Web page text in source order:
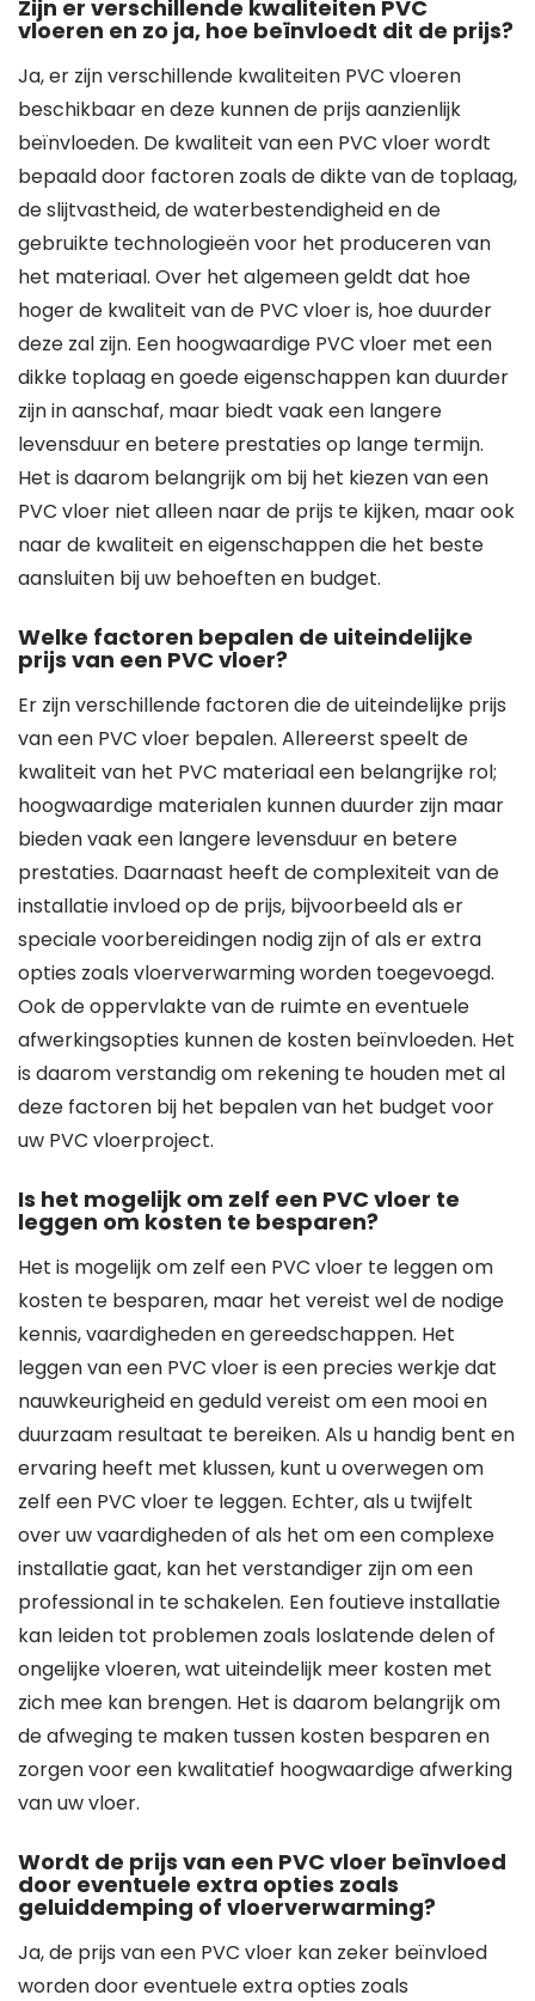
Zijn er verschillende kwaliteiten PVC
vloeren en zo ja, hoe beïnvloedt dit de prijs?
Ja, er zijn verschillende kwaliteiten PVC vloeren
beschikbaar en deze kunnen de prijs aanzienlijk
beïnvloeden. De kwaliteit van een PVC vloer wordt
bepaald door factoren zoals de dikte van de toplaag,
de slijtvastheid, de waterbestendigheid en de
gebruikte technologieën voor het produceren van
het materiaal. Over het algemeen geldt dat hoe
hoger de kwaliteit van de PVC vloer is, hoe duurder
deze zal zijn. Een hoogwaardige PVC vloer met een
dikke toplaag en goede eigenschappen kan duurder
zijn in aanschaf, maar biedt vaak een langere
levensduur en betere prestaties op lange termijn.
Het is daarom belangrijk om bij het kiezen van een
PVC vloer niet alleen naar de prijs te kijken, maar ook
naar de kwaliteit en eigenschappen die het beste
aansluiten bij uw behoeften en budget.
Welke factoren bepalen de uiteindelijke
prijs van een PVC vloer?
Er zijn verschillende factoren die de uiteindelijke prijs
van een PVC vloer bepalen. Allereerst speelt de
kwaliteit van het PVC materiaal een belangrijke rol;
hoogwaardige materialen kunnen duurder zijn maar
bieden vaak een langere levensduur en betere
prestaties. Daarnaast heeft de complexiteit van de
installatie invloed op de prijs, bijvoorbeeld als er
speciale voorbereidingen nodig zijn of als er extra
opties zoals vloerverwarming worden toegevoegd.
Ook de oppervlakte van de ruimte en eventuele
afwerkingsopties kunnen de kosten beïnvloeden. Het
is daarom verstandig om rekening te houden met al
deze factoren bij het bepalen van het budget voor
uw PVC vloerproject.
Is het mogelijk om zelf een PVC vloer te
leggen om kosten te besparen?
Het is mogelijk om zelf een PVC vloer te leggen om
kosten te besparen, maar het vereist wel de nodige
kennis, vaardigheden en gereedschappen. Het
leggen van een PVC vloer is een precies werkje dat
nauwkeurigheid en geduld vereist om een mooi en
duurzaam resultaat te bereiken. Als u handig bent en
ervaring heeft met klussen, kunt u overwegen om
zelf een PVC vloer te leggen. Echter, als u twijfelt
over uw vaardigheden of als het om een complexe
installatie gaat, kan het verstandiger zijn om een
professional in te schakelen. Een foutieve installatie
kan leiden tot problemen zoals loslatende delen of
ongelijke vloeren, wat uiteindelijk meer kosten met
zich mee kan brengen. Het is daarom belangrijk om
de afweging te maken tussen kosten besparen en
zorgen voor een kwalitatief hoogwaardige afwerking
van uw vloer.
Wordt de prijs van een PVC vloer beïnvloed
door eventuele extra opties zoals
geluiddemping of vloerverwarming?
Ja, de prijs van een PVC vloer kan zeker beïnvloed
worden door eventuele extra opties zoals